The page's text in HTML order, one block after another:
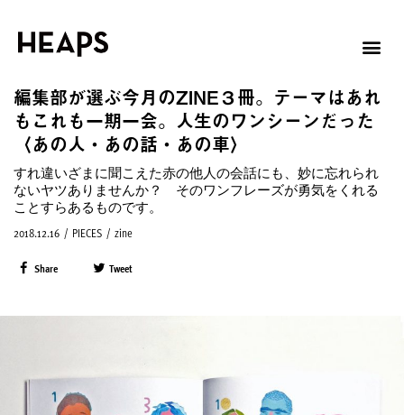
編集部が選ぶ今月のZINE３冊。テーマはあれ
もこれも一期一会。人生のワンシーンだった
〈あの人・あの話・あの車〉
すれ違いざまに聞こえた赤の他人の会話にも、妙に忘れられ
ないヤツありませんか？ そのワンフレーズが勇気をくれる
ことすらあるものです。
2018.12.16 / PIECES / zine
Share Tweet